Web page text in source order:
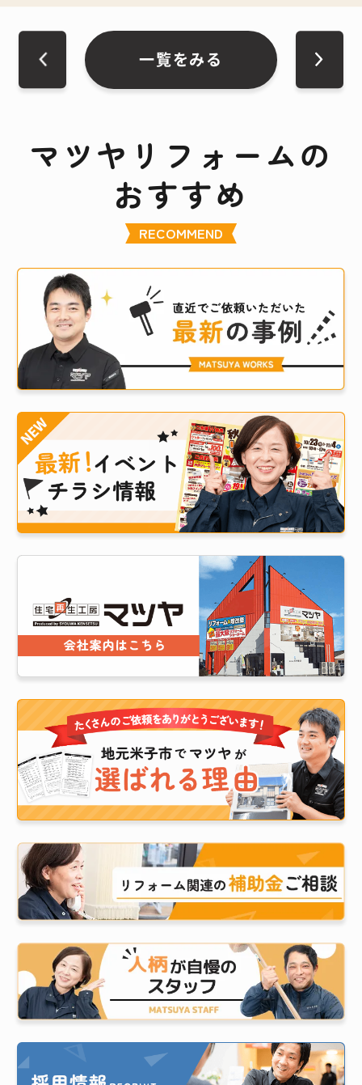
一覧をみる
マツヤリフォームの
おすすめ
RECOMMEND